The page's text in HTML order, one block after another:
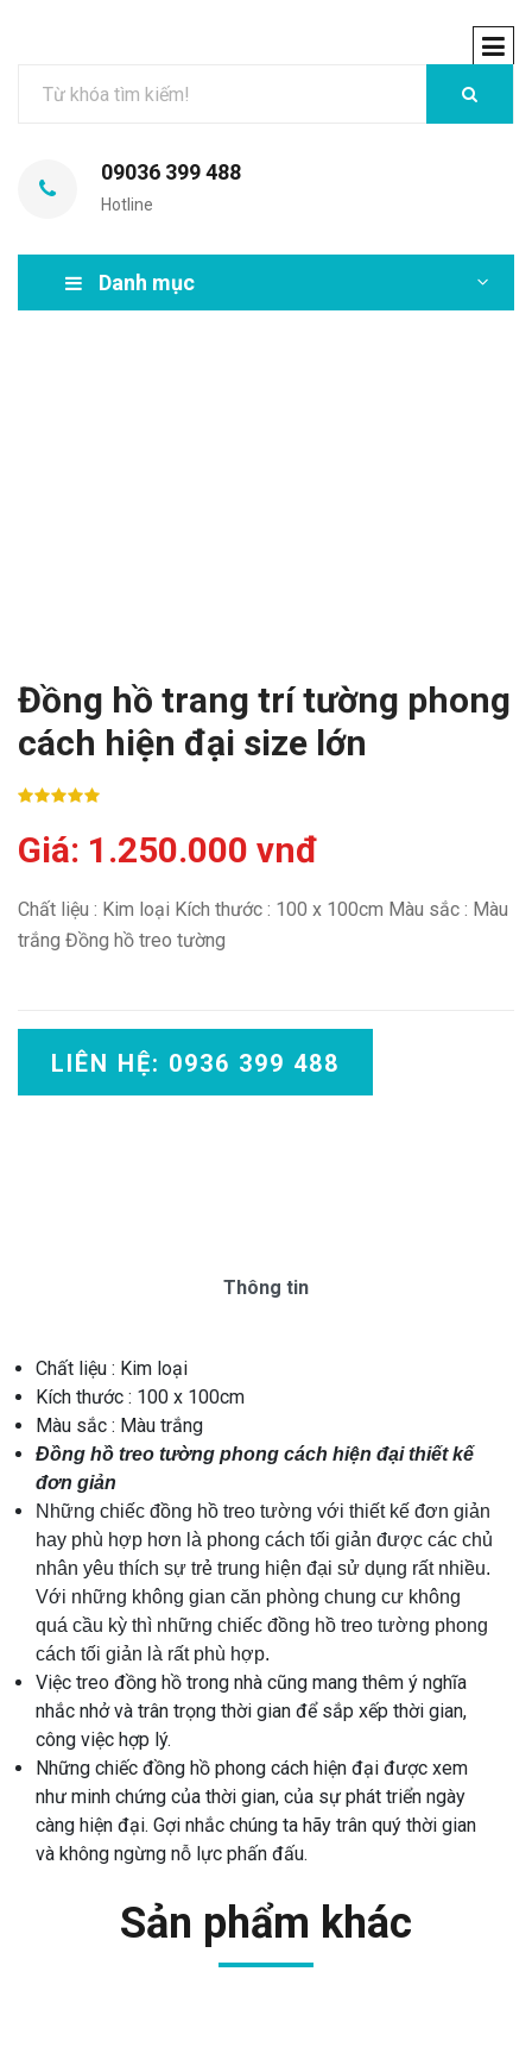
09036 399 488
Hotline
Danh mục
Đồng hồ trang trí tường phong
cách hiện đại size lớn
Giá: 1.250.000 vnđ
Chất liệu : Kim loại Kích thước : 100 x 100cm Màu sắc : Màu
trắng Đồng hồ treo tường
LIÊN HỆ: 0936 399 488
Thông tin
Chất liệu : Kim loại
Kích thước : 100 x 100cm
Màu sắc : Màu trắng
Đồng hồ treo tường phong cách hiện đại thiết kế
đơn giản
Những chiếc đồng hồ treo tường với thiết kế đơn giản
hay phù hợp hơn là phong cách tối giản được các chủ
nhân yêu thích sự trẻ trung hiện đại sử dụng rất nhiều.
Với những không gian căn phòng chung cư không
quá cầu kỳ thì những chiếc đồng hồ treo tường phong
cách tối giản là rất phù hợp.
Việc treo đồng hồ trong nhà cũng mang thêm ý nghĩa
nhắc nhở và trân trọng thời gian để sắp xếp thời gian,
công việc hợp lý.
Những chiếc đồng hồ phong cách hiện đại được xem
như minh chứng của thời gian, của sự phát triển ngày
càng hiện đại. Gợi nhắc chúng ta hãy trân quý thời gian
và không ngừng nỗ lực phấn đấu.
Sản phẩm khác